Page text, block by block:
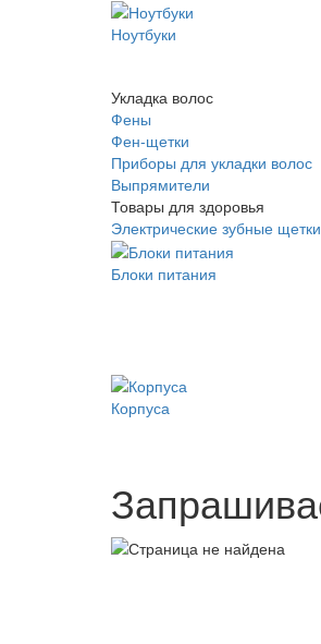
Ноутбуки
Укладка волос
Фены
Фен-щетки
Приборы для укладки волос
Выпрямители
Товары для здоровья
Электрические зубные щетки
Блоки питания
Корпуса